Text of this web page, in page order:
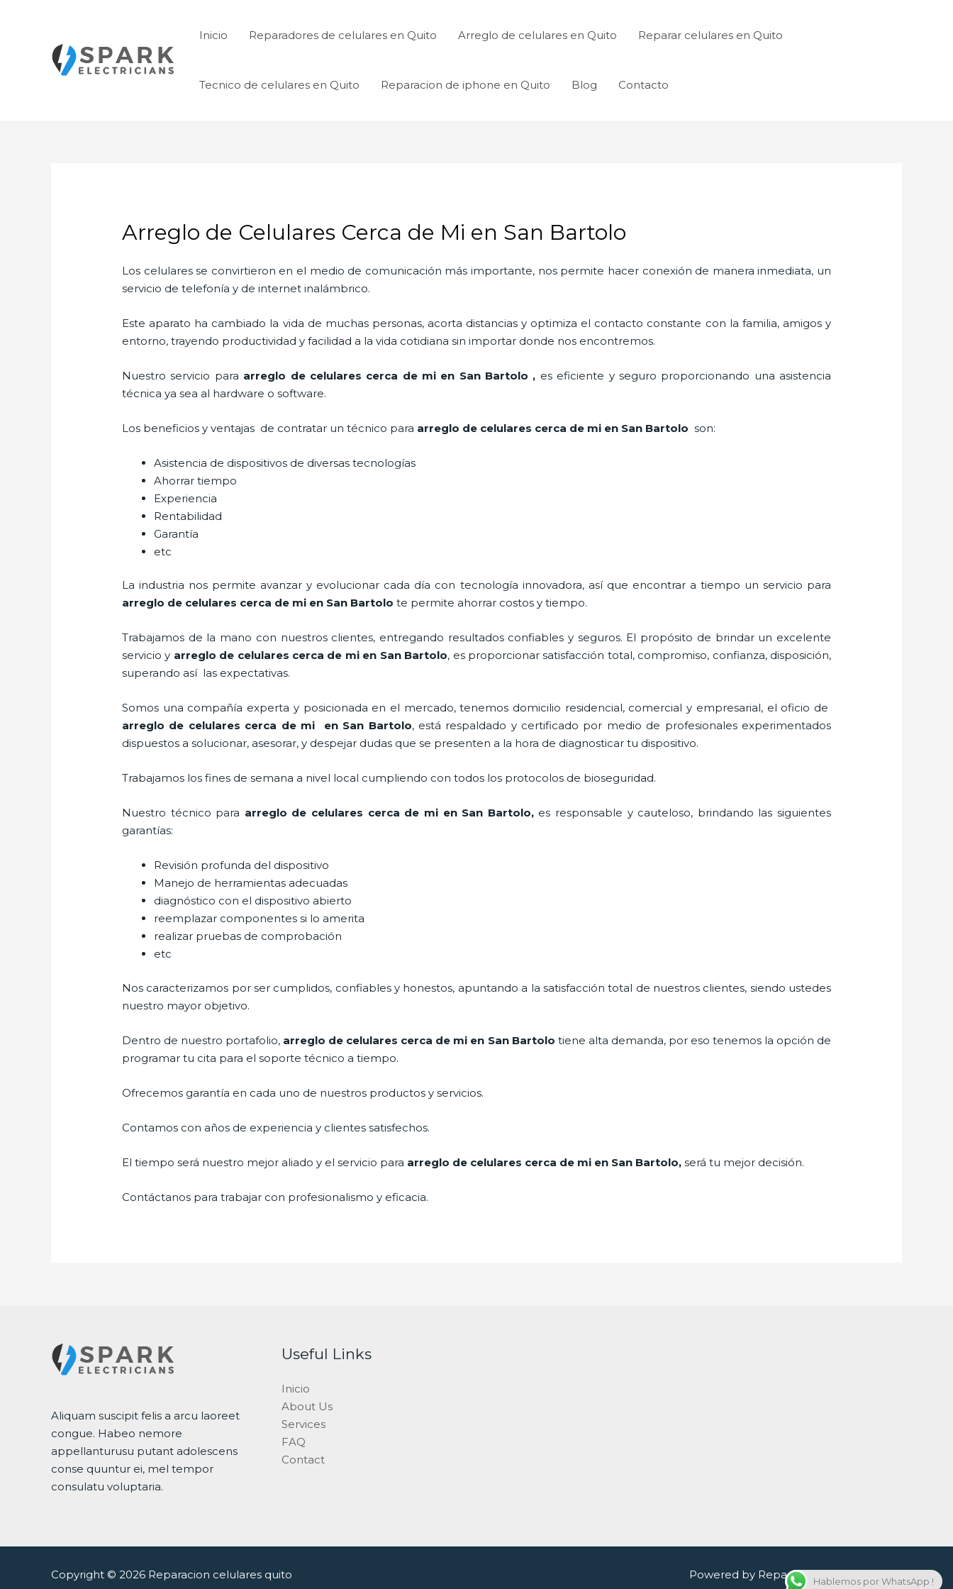
Inicio Reparadores de celulares en Quito Arreglo de celulares en Quito Reparar celulares en Quito
Tecnico de celulares en Quito Reparacion de iphone en Quito Blog Contacto
Arreglo de Celulares Cerca de Mi en San Bartolo
Los celulares se convirtieron en el medio de comunicación más importante, nos permite hacer conexión de manera inmediata, un
servicio de telefonía y de internet inalámbrico.
Este aparato ha cambiado la vida de muchas personas, acorta distancias y optimiza el contacto constante con la familia, amigos y
entorno, trayendo productividad y facilidad a la vida cotidiana sin importar donde nos encontremos.
Nuestro servicio para arreglo de celulares cerca de mi en San Bartolo , es eficiente y seguro proporcionando una asistencia
técnica ya sea al hardware o software.
Los beneficios y ventajas de contratar un técnico para arreglo de celulares cerca de mi en San Bartoloson:
Asistencia de dispositivos de diversas tecnologías
Ahorrar tiempo
Experiencia
Rentabilidad
Garantía
etc
La industria nos permite avanzar y evolucionar cada día con tecnología innovadora, así que encontrar a tiempo un servicio para
arreglo de celulares cerca de mi en San Bartolo te permite ahorrar costos y tiempo.
Trabajamos de la mano con nuestros clientes, entregando resultados confiables y seguros. El propósito de brindar un excelente
servicio y arreglo de celulares cerca de mi en San Bartolo, es proporcionar satisfacción total, compromiso, confianza, disposición,
superando así las expectativas.
Somos una compañía experta y posicionada en el mercado, tenemos domicilio residencial, comercial y empresarial, el oficio de
arreglo de celulares cerca de mien San Bartolo, está respaldado y certificado por medio de profesionales experimentados
dispuestos a solucionar, asesorar, y despejar dudas que se presenten a la hora de diagnosticar tu dispositivo.
Trabajamos los fines de semana a nivel local cumpliendo con todos los protocolos de bioseguridad.
Nuestro técnico para arreglo de celulares cerca de mi en San Bartolo, es responsable y cauteloso, brindando las siguientes
garantías:
Revisión profunda del dispositivo
Manejo de herramientas adecuadas
diagnóstico con el dispositivo abierto
reemplazar componentes si lo amerita
realizar pruebas de comprobación
etc
Nos caracterizamos por ser cumplidos, confiables y honestos, apuntando a la satisfacción total de nuestros clientes, siendo ustedes
nuestro mayor objetivo.
Dentro de nuestro portafolio, arreglo de celulares cerca de mi en San Bartolo tiene alta demanda, por eso tenemos la opción de
programar tu cita para el soporte técnico a tiempo.
Ofrecemos garantía en cada uno de nuestros productos y servicios.
Contamos con años de experiencia y clientes satisfechos.
El tiempo será nuestro mejor aliado y el servicio para arreglo de celulares cerca de mi en San Bartolo,será tu mejor decisión.
Contáctanos para trabajar con profesionalismo y eficacia.
Aliquam suscipit felis a arcu laoreet
congue. Habeo nemore
appellanturusu putant adolescens
conse quuntur ei, mel tempor
consulatu voluptaria.
Useful Links
Inicio
About Us
Services
FAQ
Contact
Copyright © 2026 Reparacion celulares quito Powered by Reparacion celulares quito
Hablemos por WhatsApp !